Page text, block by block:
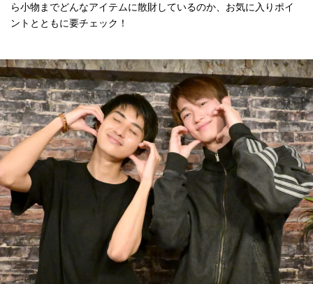
ら小物までどんなアイテムに散財しているのか、お気に入りポイ
ントとともに要チェック！